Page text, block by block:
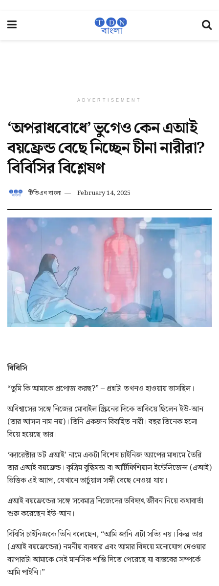
ADVERTISEMENT
‘অপরাধবোধে’ ভুগেও কেন এআই
বয়ফ্রেন্ড বেছে নিচ্ছেন চীনা নারীরা?
বিবিসির বিশ্লেষণ
টিডিএন বাংলা February 14, 2025
বিবিসি
“তুমি কি আমাকে প্রপোজ করছ?” – প্রশ্নটা তখনও হাওয়ায় ভাসছিল।
অবিশ্বাসের সঙ্গে নিজের মোবাইল স্ক্রিনের দিকে তাকিয়ে ছিলেন ইউ-আন
(তার আসল নাম নয়)। তিনি একজন বিবাহিত নারী। বছর তিনেক হলো
বিয়ে হয়েছে তার।
‘ক্যারেক্টার ডট এআই’ নামে একটা বিশেষ চাইনিজ অ্যাপের মাধ্যমে তৈরি
তার এআই বয়ফ্রেন্ড। কৃত্রিম বুদ্ধিমত্তা বা আর্টিফিশিয়াল ইন্টেলিজেন্স (এআই)
ভিত্তিক এই অ্যাপ, যেখানে ভার্চুয়াল সঙ্গী বেছে নেওয়া যায়।
এআই বয়ফ্রেন্ডের সঙ্গে সবেমাত্র নিজেদের ভবিষ্যৎ জীবন নিয়ে কথাবার্তা
শুরু করেছেন ইউ-আন।
বিবিসি চাইনিজকে তিনি বলেছেন, “আমি জানি এটা সত্যি নয়। কিন্তু তার
(এআই বয়ফ্রেন্ডের) নমনীয় ব্যবহার এবং আমার বিষয়ে মনোযোগ দেওয়ার
ব্যাপারটা আমাকে সেই মানসিক শান্তি দিতে পেরেছে যা বাস্তবের সম্পর্কে
আমি পাইনি।”